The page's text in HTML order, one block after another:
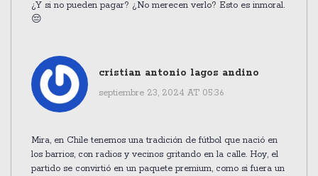
¿Y si no pueden pagar? ¿No merecen verlo? Esto es inmoral.
😔
cristian antonio lagos andino
septiembre 23, 2024 AT 05:36
Mira, en Chile tenemos una tradición de fútbol que nació en
los barrios, con radios y vecinos gritando en la calle. Hoy, el
partido se convirtió en un paquete premium, como si fuera un